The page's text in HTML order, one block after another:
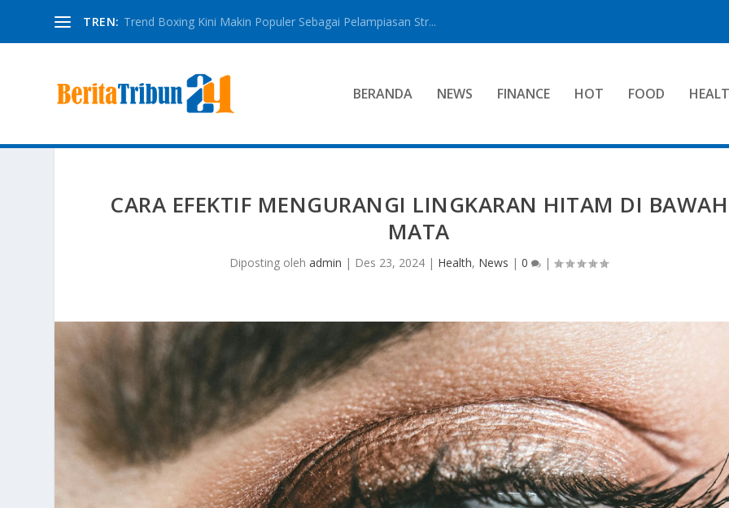
TREN: Trend Boxing Kini Makin Populer Sebagai Pelampiasan Str...
BERANDA NEWS FINANCE HOT FOOD
CARA EFEKTIF MENGURANGI LINGKARAN HITAM DI BAWAH
MATA
Diposting olehadmin | Des 23, 2024 | Health, News |0 |